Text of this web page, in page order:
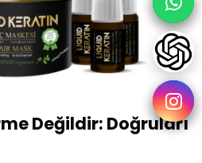
Değildir: Doğruları